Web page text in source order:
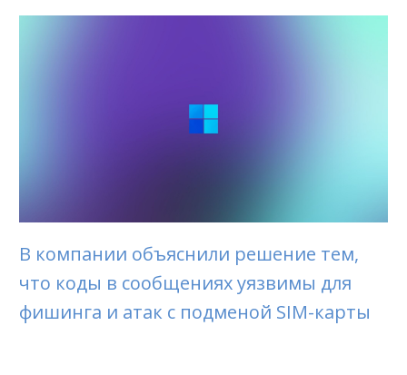
В компании объяснили решение тем,
что коды в сообщениях уязвимы для
фишинга и атак с подменой SIM-карты